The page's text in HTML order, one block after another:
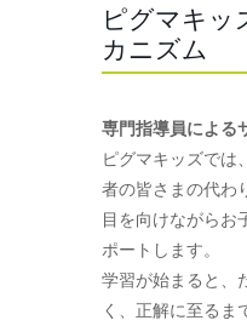
ピグマキッ
カニズム
専門指導員による
ピグマキッズでは
者の皆さまの代わ
目を向けながらお
ポートします。
学習が始まると、
く、正解に至るま